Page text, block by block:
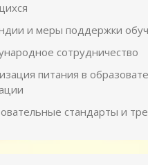
и меры поддержки
сотрудничество
питания в
стандарты и